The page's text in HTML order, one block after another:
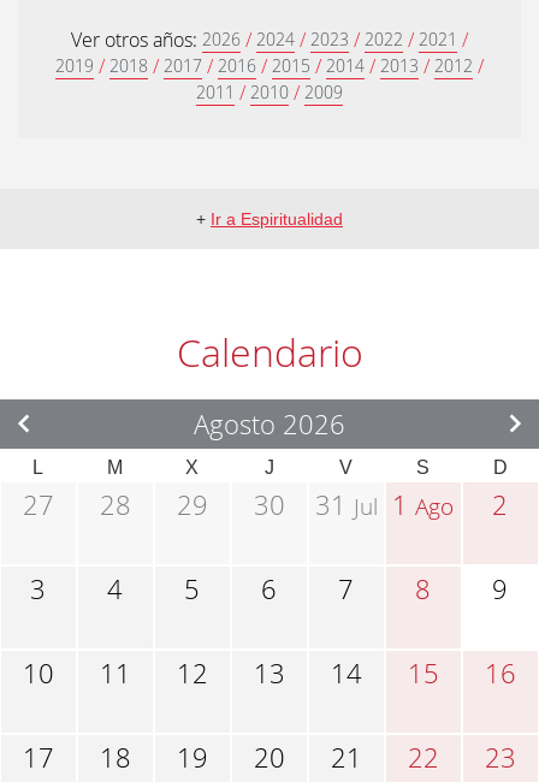
Ver otros años: 2026 / 2024 / 2023 / 2022 / 2021 /
2019 / 2018 / 2017 / 2016 / 2015 / 2014 / 2013 / 2012 /
2011 / 2010 / 2009
+ Ir a Espiritualidad
Calendario
Agosto 2026
L M X J V S D
27 28 29 30 31 Jul 1Ago 2
3 4 5 6 7 8 9
10 11 12 13 14 15 16
17 18 19 20 21 22 23